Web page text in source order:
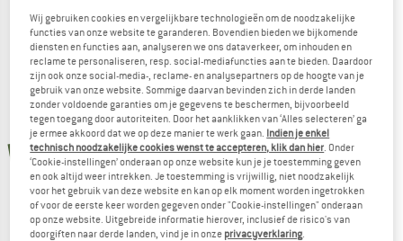
€ 159,95
(0)
€ 84,95
(0)
nieuw
Wij gebruiken cookies en vergelijkbare technologieën om de noodzakelijke
functies van onze website te garanderen. Bovendien bieden we bijkomende
diensten en functies aan, analyseren we ons dataverkeer, om inhouden en
reclame te personaliseren, resp. social-mediafuncties aan te bieden. Daardoor
zijn ook onze social-media-, reclame- en analysepartners op de hoogte van je
gebruik van onze website. Sommige daarvan bevinden zich in derde landen
zonder voldoende garanties om je gegevens te beschermen, bijvoorbeeld
tegen toegang door autoriteiten. Door het aanklikken van ‘Alles selecteren’ ga
je ermee akkoord dat we op deze manier te werk gaan. Indien je enkel
technisch noodzakelijke cookies wenst te accepteren, klik dan hier . Onder
‘Cookie-instellingen’ onderaan op onze website kun je je toestemming geven
en ook altijd weer intrekken. Je toestemming is vrijwillig, niet noodzakelijk
voor het gebruik van deze website en kan op elk moment worden ingetrokken
of voor de eerste keer worden gegeven onder "Cookie-instellingen" onderaan
op onze website. Uitgebreide informatie hierover, inclusief de risico's van
doorgiften naar derde landen, vind je in onze privacyverklaring